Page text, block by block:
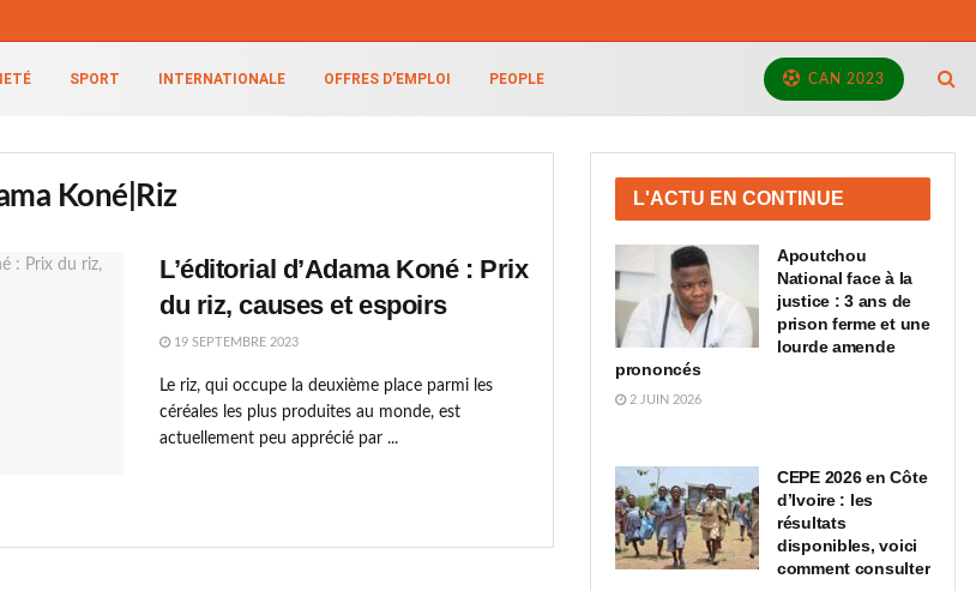
SPORT INTERNATIONALE OFFRES D’EMPLOI PEOPLE CAN 2023
Koné|Riz
L’éditorial d’Adama Koné : Prix
du riz, causes et espoirs
19 SEPTEMBRE 2023
Le riz, qui occupe la deuxième place parmi les
céréales les plus produites au monde, est
actuellement peu apprécié par ...
L'ACTU EN CONTINUE
Apoutchou
National face à la
justice : 3 ans de
prison ferme et une
lourde amende
prononcés
2 JUIN 2026
CEPE 2026 en Côte
d’Ivoire : les
résultats
disponibles, voici
comment consulter